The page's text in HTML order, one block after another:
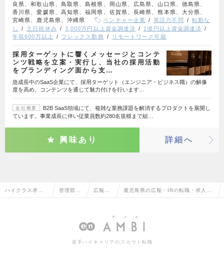
良県、和歌山県、鳥取県、島根県、岡山県、広島県、山口県、徳島県、
香川県、愛媛県、高知県、福岡県、佐賀県、長崎県、熊本県、大分県、
宮崎県、鹿児島県、沖縄県
ベンチャー企業 英語力不問
転勤な
し
土日祝休み 3,000万円以上資金調達済
1億円以上資金調達済
年収600万以上
フレックス勤務 リモートワーク可能
採用ターゲットに響くメッセージとコンテ
ンツ戦略を立案・実行し、当社の採用活動
をブランディング面から支…
急成長中のSaaS企業にて、採用ターゲット（エンジニア・ビジネス職）の解像
度を高め、コンテンツを通じて魅力付けを行います…
会社概要
B2B SaaS領域にて、複雑な業務課題を解消するプロダクトを展開し
ています。事業成長に伴い従業員数約280名規模まで組…
興味あり 詳細へ
ハイクラス求人T 管理部門 広報・I 鹿児島県の広報・IRの転職・求人情
若手ハイキャリアのスカウト転職